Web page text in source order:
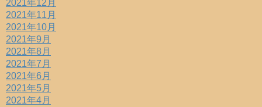
2021年12月
2021年11月
2021年10月
2021年9月
2021年8月
2021年7月
2021年6月
2021年5月
2021年4月